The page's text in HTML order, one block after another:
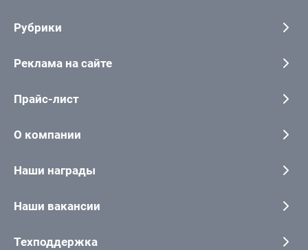
Рубрики
Реклама на сайте
Прайс-лист
О компании
Наши награды
Наши вакансии
Техподдержка